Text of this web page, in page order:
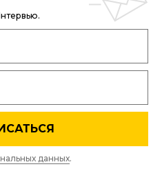
данных.